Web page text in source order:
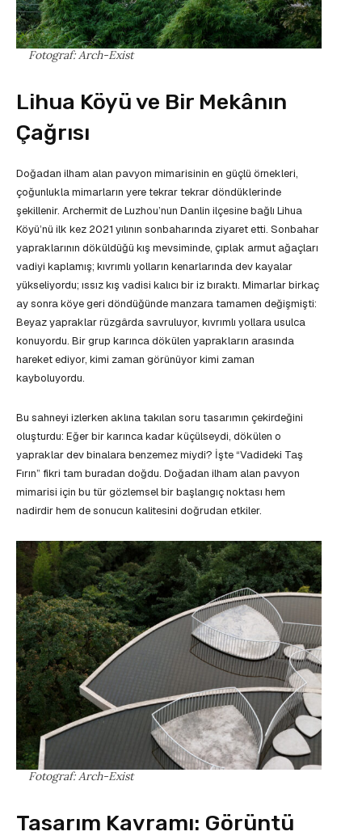
Fotograf: Arch-Exist
Lihua Köyü ve Bir Mekânın
Çağrısı
Doğadan ilham alan pavyon mimarisinin en güçlü örnekleri,
çoğunlukla mimarların yere tekrar tekrar döndüklerinde
şekillenir. Archermit de Luzhou’nun Danlin ilçesine bağlı Lihua
Köyü’nü ilk kez 2021 yılının sonbaharında ziyaret etti. Sonbahar
yapraklarının döküldüğü kış mevsiminde, çıplak armut ağaçları
vadiyi kaplamış; kıvrımlı yolların kenarlarında dev kayalar
yükseliyordu; ıssız kış vadisi kalıcı bir iz bıraktı. Mimarlar birkaç
ay sonra köye geri döndüğünde manzara tamamen değişmişti:
Beyaz yapraklar rüzgârda savruluyor, kıvrımlı yollara usulca
konuyordu. Bir grup karınca dökülen yaprakların arasında
hareket ediyor, kimi zaman görünüyor kimi zaman
kayboluyordu.
Bu sahneyi izlerken aklına takılan soru tasarımın çekirdeğini
oluşturdu: Eğer bir karınca kadar küçülseydi, dökülen o
yapraklar dev binalara benzemez miydi? İşte “Vadideki Taş
Fırın” fikri tam buradan doğdu. Doğadan ilham alan pavyon
mimarisi için bu tür gözlemsel bir başlangıç noktası hem
nadirdir hem de sonucun kalitesini doğrudan etkiler.
Fotograf: Arch-Exist
Tasarım Kavramı: Görüntü